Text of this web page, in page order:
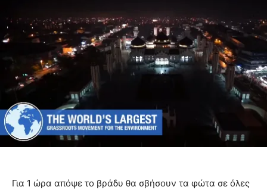
Για 1 ώρα απόψε το βράδυ θα σβήσουν τα φώτα σε όλες